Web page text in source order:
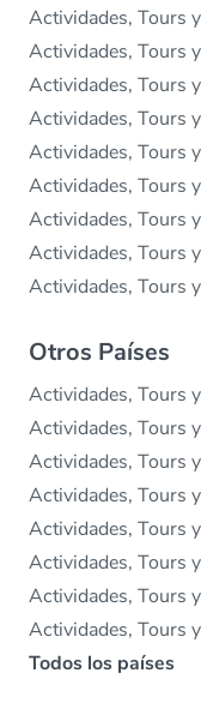
Actividades, Tours
Actividades, Tours
Actividades, Tours
Actividades, Tours
Actividades, Tours
Actividades, Tours
Actividades, Tours
Actividades, Tours
Actividades, Tours
Otros Países
Actividades, Tours
Actividades, Tours
Actividades, Tours
Actividades, Tours
Actividades, Tours
Actividades, Tours
Actividades, Tours
Actividades, Tours
Todos los países